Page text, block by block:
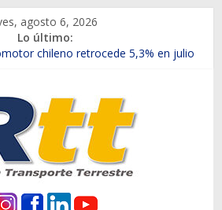
agosto 6, 2026
Lo último:
internacional en lanzar la nueva
de Chevrolet en el Biobío
nuevas sucursales en Rancagua y
la recién estrenada Bolden en
2026